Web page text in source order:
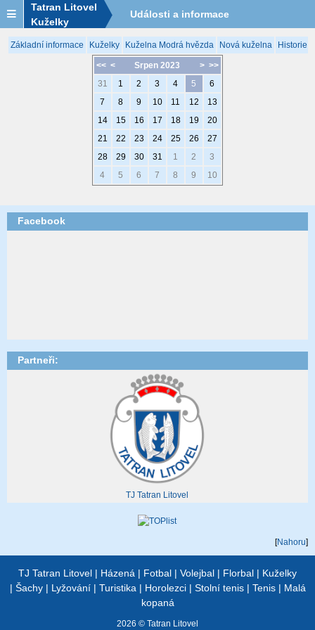
Tatran Litovel
Kuželky
Události a informace
Základní informace Kuželky Kuželna Modrá hvězda Nová kuželna Historie
<< < > >>
Srpen 2023
31
1 2 3 4 5
6
7
8 9 10 11 12
13
14
15 16 17 18 19
20
21
22 23 24 25 26
27
28
29 30 31 1 2
3
4
5 6 7 8 9 10
Facebook
Partneři:
TJ Tatran Litovel
[Nahoru]
TJ Tatran Litovel | Házená | Fotbal | Volejbal | Florbal | Kuželky
| Šachy| Lyžování| Turistika | Horolezci| Stolní tenis| Tenis| Malá
kopaná
2026 © Tatran Litovel